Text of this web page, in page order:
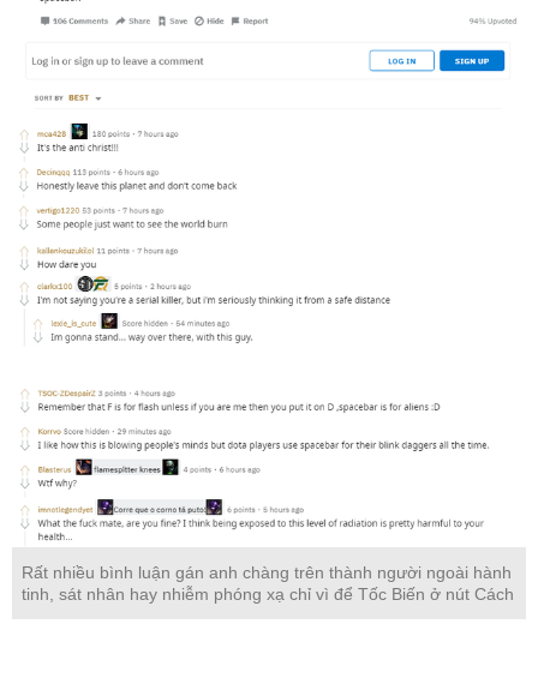
Rất nhiều bình luận gán anh chàng trên thành người ngoài hành
tinh, sát nhân hay nhiễm phóng xạ chỉ vì để Tốc Biến ở nút Cách